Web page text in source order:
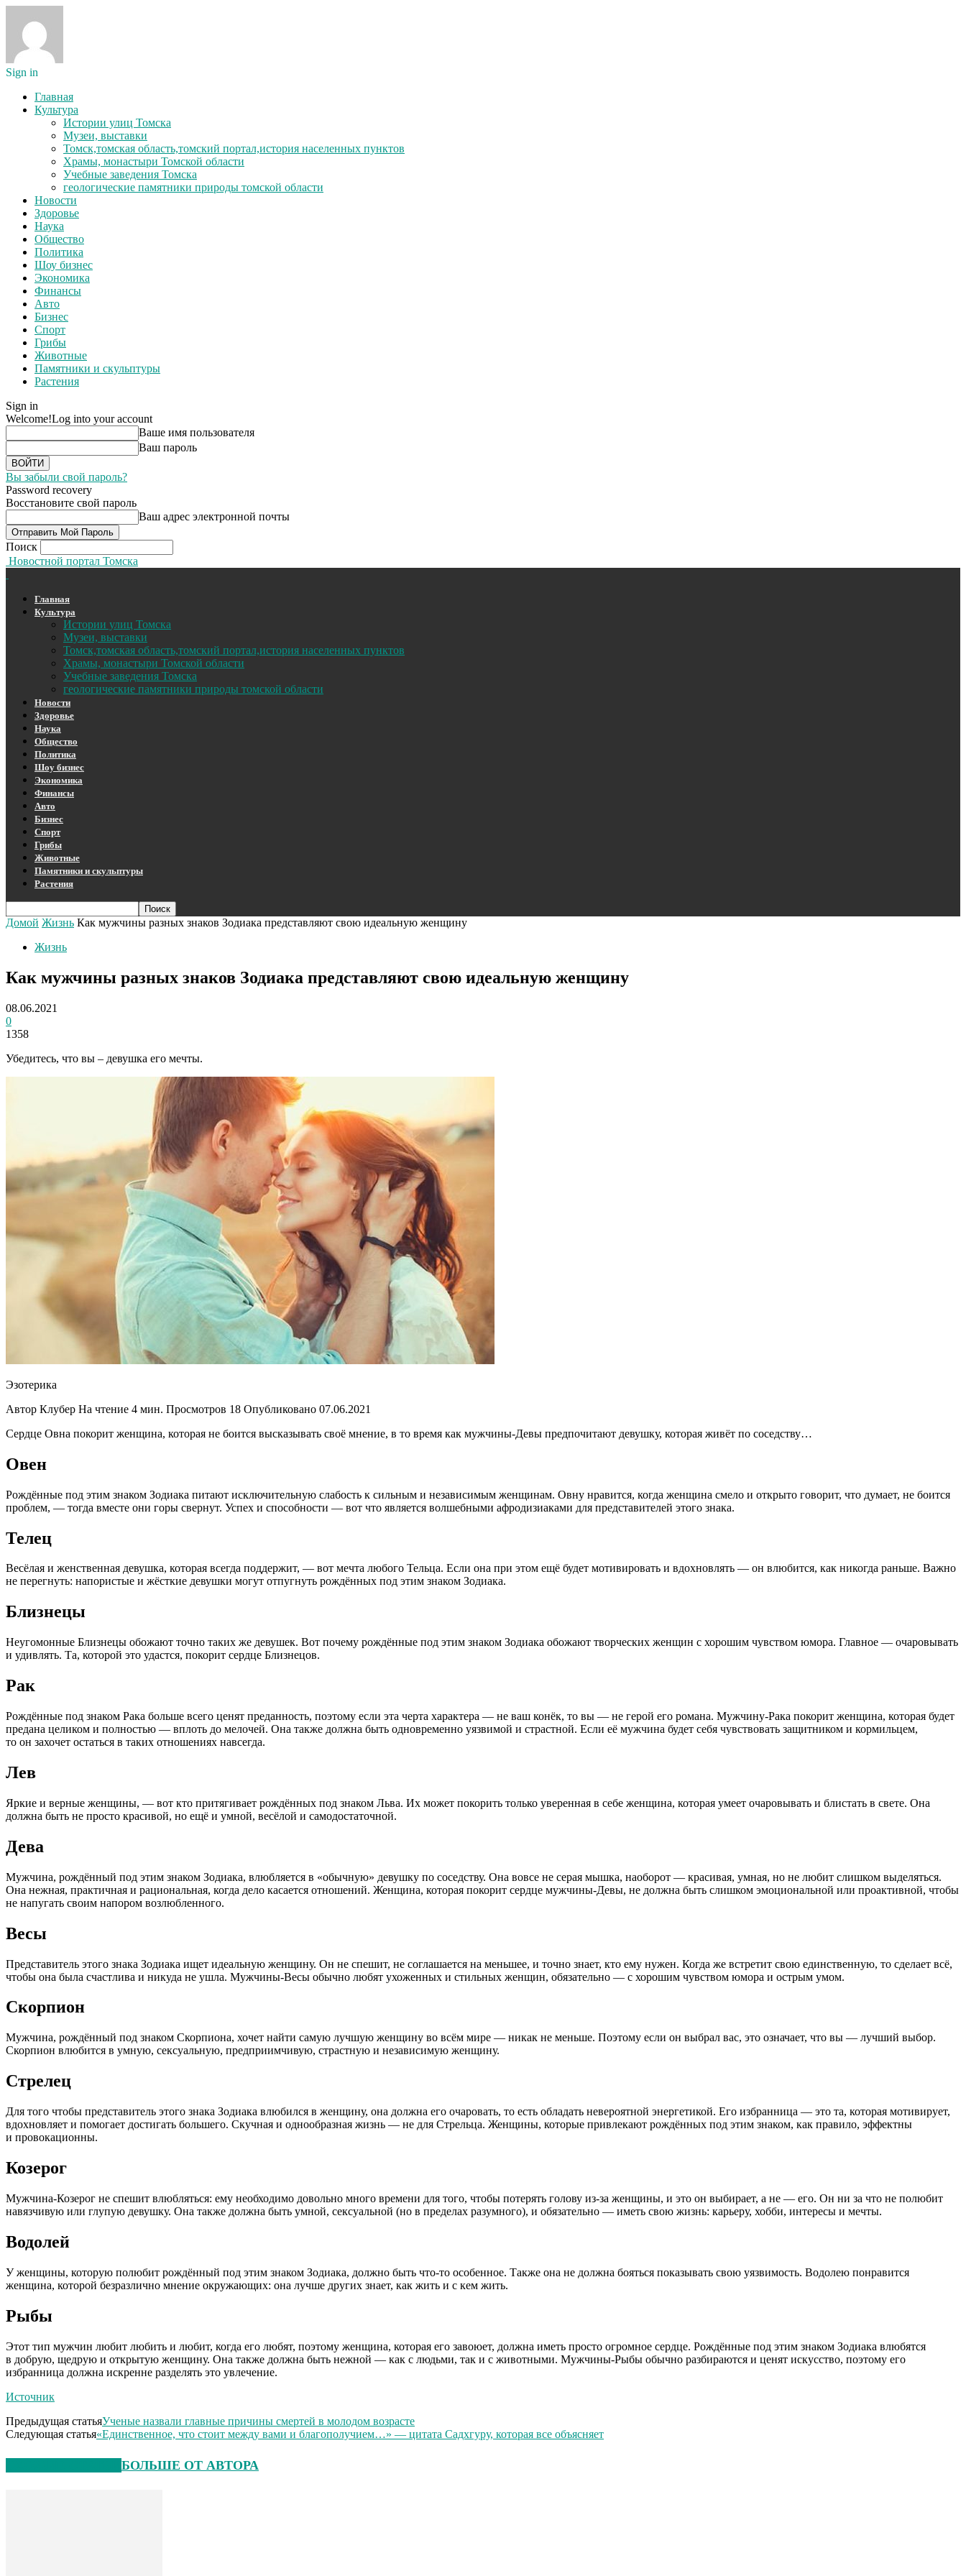
Sign in
Главная
Культура
Истории улиц Томска
Музеи, выставки
Томск,томская область,томский портал,история населенных пунктов
Храмы, монастыри Томской области
Учебные заведения Томска
геологические памятники природы томской области
Новости
Здоровье
Наука
Общество
Политика
Шоу бизнес
Экономика
Финансы
Авто
Бизнес
Спорт
Грибы
Животные
Памятники и скульптуры
Растения
Sign in
Welcome!Log into your account
Ваше имя пользователя
Ваш пароль
Вы забыли свой пароль?
Password recovery
Восстановите свой пароль
Ваш адрес электронной почты
Поиск
Новостной портал Томска
Главная
Культура
Истории улиц Томска
Музеи, выставки
Томск,томская область,томский портал,история населенных пунктов
Храмы, монастыри Томской области
Учебные заведения Томска
геологические памятники природы томской области
Новости
Здоровье
Наука
Общество
Политика
Шоу бизнес
Экономика
Финансы
Авто
Бизнес
Спорт
Грибы
Животные
Памятники и скульптуры
Растения
Домой Жизнь Как мужчины разных знаков Зодиака представляют свою идеальную женщину
Жизнь
Как мужчины разных знаков Зодиака представляют свою идеальную женщину
08.06.2021
0
1358
Убедитесь, что вы – девушка его мечты.
Эзотерика
Автор Клубер На чтение 4 мин. Просмотров 18 Опубликовано 07.06.2021
Сердце Овна покорит женщина, которая не боится высказывать своё мнение, в то время как мужчины-Девы предпочитают девушку, которая живёт по соседству…
Овен
Рождённые под этим знаком Зодиака питают исключительную слабость к сильным и независимым женщинам. Овну нравится, когда женщина смело и открыто говорит, что думает, не боится
проблем, — тогда вместе они горы свернут. Успех и способности — вот что является волшебными афродизиаками для представителей этого знака.
Телец
Весёлая и женственная девушка, которая всегда поддержит, — вот мечта любого Тельца. Если она при этом ещё будет мотивировать и вдохновлять — он влюбится, как никогда раньше. Важно
не перегнуть: напористые и жёсткие девушки могут отпугнуть рождённых под этим знаком Зодиака.
Близнецы
Неугомонные Близнецы обожают точно таких же девушек. Вот почему рождённые под этим знаком Зодиака обожают творческих женщин с хорошим чувством юмора. Главное — очаровывать
и удивлять. Та, которой это удастся, покорит сердце Близнецов.
Рак
Рождённые под знаком Рака больше всего ценят преданность, поэтому если эта черта характера — не ваш конёк, то вы — не герой его романа. Мужчину-Рака покорит женщина, которая будет
предана целиком и полностью — вплоть до мелочей. Она также должна быть одновременно уязвимой и страстной. Если её мужчина будет себя чувствовать защитником и кормильцем,
то он захочет остаться в таких отношениях навсегда.
Лев
Яркие и верные женщины, — вот кто притягивает рождённых под знаком Льва. Их может покорить только уверенная в себе женщина, которая умеет очаровывать и блистать в свете. Она
должна быть не просто красивой, но ещё и умной, весёлой и самодостаточной.
Дева
Мужчина, рождённый под этим знаком Зодиака, влюбляется в «обычную» девушку по соседству. Она вовсе не серая мышка, наоборот — красивая, умная, но не любит слишком выделяться.
Она нежная, практичная и рациональная, когда дело касается отношений. Женщина, которая покорит сердце мужчины-Девы, не должна быть слишком эмоциональной или проактивной, чтобы
не напугать своим напором возлюбленного.
Весы
Представитель этого знака Зодиака ищет идеальную женщину. Он не спешит, не соглашается на меньшее, и точно знает, кто ему нужен. Когда же встретит свою единственную, то сделает всё,
чтобы она была счастлива и никуда не ушла. Мужчины-Весы обычно любят ухоженных и стильных женщин, обязательно — с хорошим чувством юмора и острым умом.
Скорпион
Мужчина, рождённый под знаком Скорпиона, хочет найти самую лучшую женщину во всём мире — никак не меньше. Поэтому если он выбрал вас, это означает, что вы — лучший выбор.
Скорпион влюбится в умную, сексуальную, предприимчивую, страстную и независимую женщину.
Стрелец
Для того чтобы представитель этого знака Зодиака влюбился в женщину, она должна его очаровать, то есть обладать невероятной энергетикой. Его избранница — это та, которая мотивирует,
вдохновляет и помогает достигать большего. Скучная и однообразная жизнь — не для Стрельца. Женщины, которые привлекают рождённых под этим знаком, как правило, эффектны
и провокационны.
Козерог
Мужчина-Козерог не спешит влюбляться: ему необходимо довольно много времени для того, чтобы потерять голову из-за женщины, и это он выбирает, а не — его. Он ни за что не полюбит
навязчивую или глупую девушку. Она также должна быть умной, сексуальной (но в пределах разумного), и обязательно — иметь свою жизнь: карьеру, хобби, интересы и мечты.
Водолей
У женщины, которую полюбит рождённый под этим знаком Зодиака, должно быть что-то особенное. Также она не должна бояться показывать свою уязвимость. Водолею понравится
женщина, которой безразлично мнение окружающих: она лучше других знает, как жить и с кем жить.
Рыбы
Этот тип мужчин любит любить и любит, когда его любят, поэтому женщина, которая его завоюет, должна иметь просто огромное сердце. Рождённые под этим знаком Зодиака влюбятся
в добрую, щедрую и открытую женщину. Она также должна быть нежной — как с людьми, так и с животными. Мужчины-Рыбы обычно разбираются и ценят искусство, поэтому его
избранница должна искренне разделять это увлечение.
Источник
Предыдущая статьяУченые назвали главные причины смертей в молодом возрасте
Следующая статья«Единственное, что стоит между вами и благополучием…» — цитата Садхгуру, которая все объясняет
БОЛЬШЕ ОТ АВТОРА